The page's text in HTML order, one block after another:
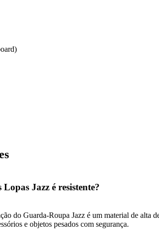
Jazz é resistente?
do Guarda-Roupa Jazz é um material de alta
e objetos pesados com segurança.